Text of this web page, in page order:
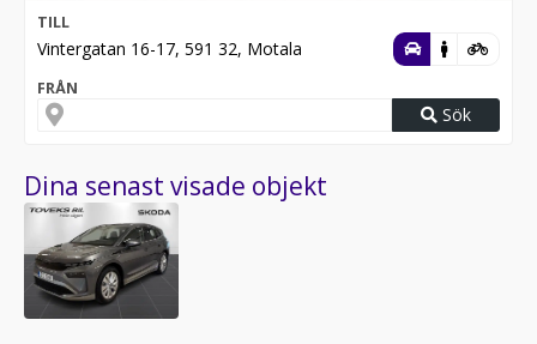
TILL
Vintergatan 16-17, 591 32, Motala
FRÅN
Sök
Dina senast visade objekt